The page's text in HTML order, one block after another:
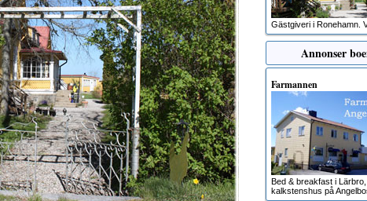
Gästgiveri i Ronehamn.
Annonser
Farmannen
Bed & breakfast i Lärbro,
kalkstenshus på